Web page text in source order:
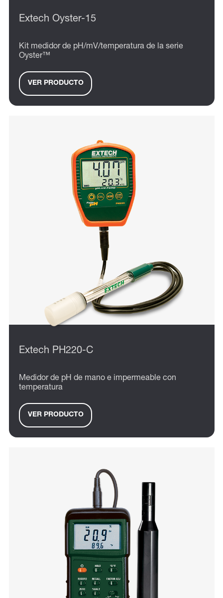
Extech Oyster-15
Kit medidor de pH/mV/temperatura de la serie
Oyster™
VER PRODUCTO
Extech PH220-C
Medidor de pH de mano e impermeable con
temperatura
VER PRODUCTO